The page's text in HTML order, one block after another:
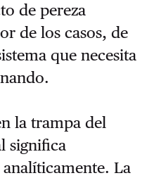
de pereza
de los casos, de
que necesita
la trampa del
significa
La